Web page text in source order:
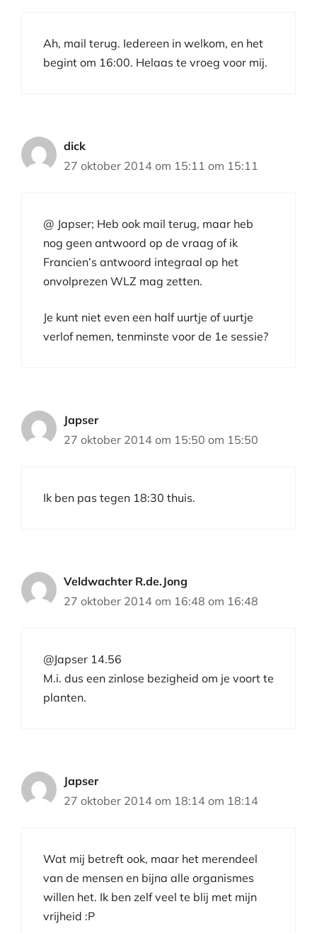
Ah, mail terug. Iedereen in welkom, en het
begint om 16:00. Helaas te vroeg voor mij.
dick
27 oktober 2014 om 15:11 om 15:11
@ Japser; Heb ook mail terug, maar heb
nog geen antwoord op de vraag of ik
Francien’s antwoord integraal op het
onvolprezen WLZ mag zetten.
Je kunt niet even een half uurtje of uurtje
verlof nemen, tenminste voor de 1e sessie?
Japser
27 oktober 2014 om 15:50 om 15:50
Ik ben pas tegen 18:30 thuis.
Veldwachter R.de.Jong
27 oktober 2014 om 16:48 om 16:48
@Japser 14.56
M.i. dus een zinlose bezigheid om je voort te
planten.
Japser
27 oktober 2014 om 18:14 om 18:14
Wat mij betreft ook, maar het merendeel
van de mensen en bijna alle organismes
willen het. Ik ben zelf veel te blij met mijn
vrijheid :P